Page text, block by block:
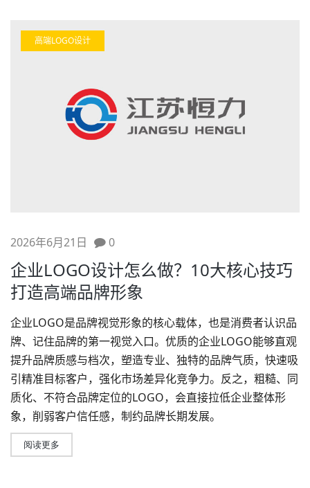
高端LOGO设计
2026年6月21日 0
企业LOGO设计怎么做？10大核心技巧
打造高端品牌形象
企业LOGO是品牌视觉形象的核心载体，也是消费者认识品
牌、记住品牌的第一视觉入口。优质的企业LOGO能够直观
提升品牌质感与档次，塑造专业、独特的品牌气质，快速吸
引精准目标客户，强化市场差异化竞争力。反之，粗糙、同
质化、不符合品牌定位的LOGO，会直接拉低企业整体形
象，削弱客户信任感，制约品牌长期发展。
阅读更多